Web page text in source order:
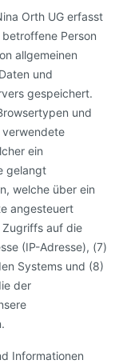
Orth UG erfasst
Person
allgemeinen
und
gespeichert.
und
verwendete
ein
gelangt
welche über ein
angesteuert
auf die
(IP-Adresse), (7)
Systems und (8)
der
Informationen